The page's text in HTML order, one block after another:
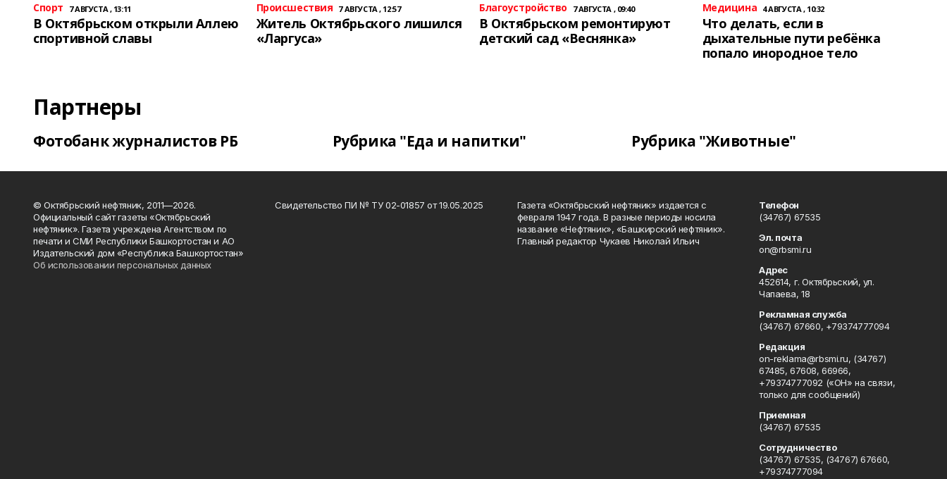
Спорт 7 АВГУСТА , 13:11
В Октябрьском открыли Аллею
спортивной славы
Происшествия 7 АВГУСТА , 12:57
Житель Октябрьского лишился
«Ларгуса»
Благоустройство 7 АВГУСТА , 09:40
В Октябрьском ремонтируют
детский сад «Веснянка»
Медицина 4 АВГУСТА , 10:32
Что делать, если в
дыхательные пути ребёнка
попало инородное тело
Партнеры
Фотобанк журналистов РБ Рубрика "Еда и напитки" Рубрика "Животные"
© Октябрьский нефтяник, 2011—2026.
Официальный сайт газеты «Октябрьский
нефтяник». Газета учреждена Агентством по
печати и СМИ Республики Башкортостан и АО
Издательский дом «Республика Башкортостан»
Об использовании персональных данных
Свидетельство ПИ № ТУ 02-01857 от 19.05.2025
Газета «Октябрьский нефтяник» издается с
февраля 1947 года. В разные периоды носила
название «Нефтяник», «Башкирский нефтяник».
Главный редактор Чукаев Николай Ильич
Телефон
(34767) 67535
Эл. почта
on@rbsmi.ru
Адрес
452614, г. Октябрьский, ул.
Чапаева, 18
Рекламная служба
(34767) 67660, +79374777094
Редакция
on-reklama@rbsmi.ru, (34767)
67485, 67608, 66966,
+79374777092 («ОН» на связи,
только для сообщений)
Приемная
(34767) 67535
Сотрудничество
(34767) 67535, (34767) 67660,
+79374777094